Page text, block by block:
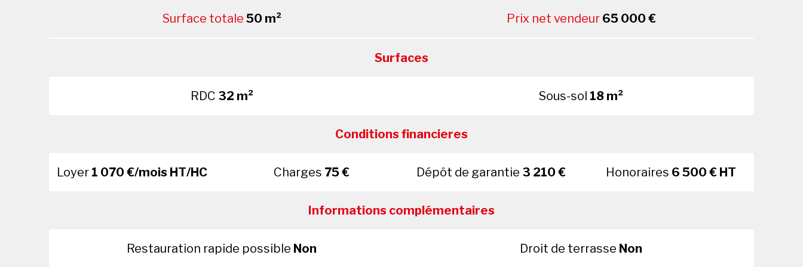
Surface totale 50 m² Prix net vendeur 65 000 €
Surfaces
RDC 32 m² Sous-sol 18 m²
Conditions financieres
Loyer 1 070 €/mois HT/HC Charges 75 € Dépôt de garantie 3 210 € Honoraires 6 500 € HT
Informations complémentaires
Restauration rapide possible Non Droit de terrasse Non